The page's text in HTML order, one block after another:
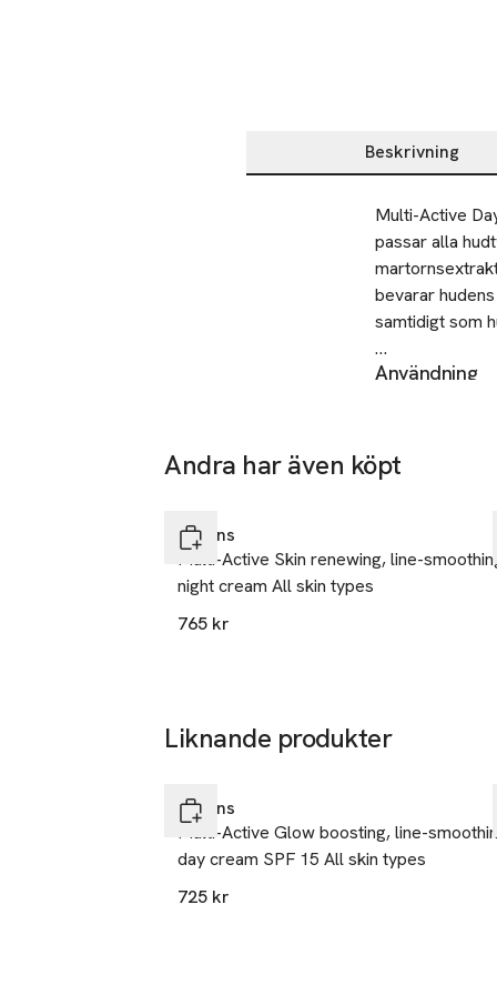
Beskrivning
Beskrivning
Multi-Active
passar alla
bevarar
samtidigt som
• Ger en
• Passar alla
Tistelextrakt
91%* av
Active Night
Användning
SKU: 65990953
Andra har även köpt
Clarins
Multi-Active Skin renewing, line-
night cream All skin types
765 kr
Liknande produkter
Clarins
Multi-Active Glow boosting, line-
day cream SPF 15 All skin types
725 kr